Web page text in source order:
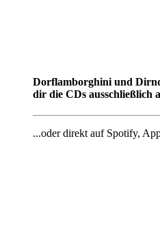
Dorflamborghini und
dir die CDs ausschließlich
...oder direkt auf Spotify,